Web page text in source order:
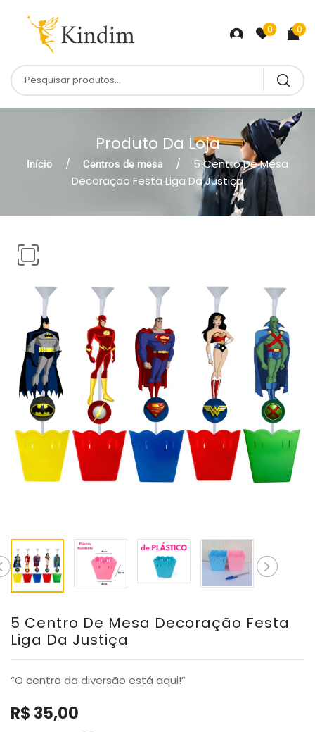
0 0
Produto Da Loja
Início Centros de mesa
5 Centro De Mesa
Decoração Festa Liga Da Justiça
5 Centro De Mesa Decoração Festa
Liga Da Justiça
“O centro da diversão está aqui!”
R$ 35,00